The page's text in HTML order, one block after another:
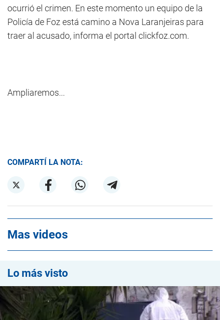
ocurrió el crimen. En este momento un equipo de la
Policía de Foz está camino a Nova Laranjeiras para
traer al acusado, informa el portal clickfoz.com.
Ampliaremos...
COMPARTÍ LA NOTA:
Mas videos
Lo más visto